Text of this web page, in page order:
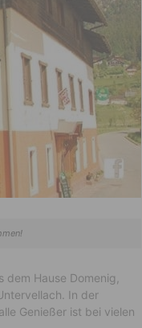
dem Hause Domenig,
In der
Genießer ist bei vielen